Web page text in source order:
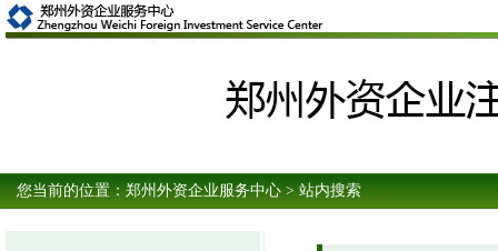
您当前的位置： 郑州外资企业服务中心 > 站内搜索